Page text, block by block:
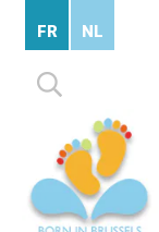
contenu
principal
Rechercher :
FR NL